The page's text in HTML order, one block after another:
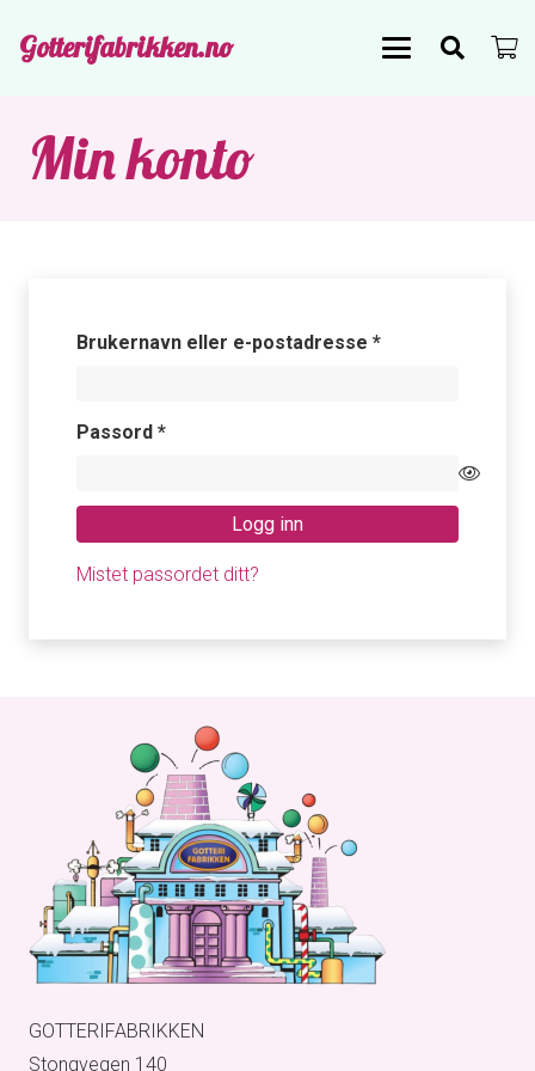
Gotterifabrikken.no
Min konto
Brukernavn eller e-postadresse *Påkrevd
Passord *Påkrevd
Logg inn
Mistet passordet ditt?
GOTTERIFABRIKKEN
Stongvegen 140